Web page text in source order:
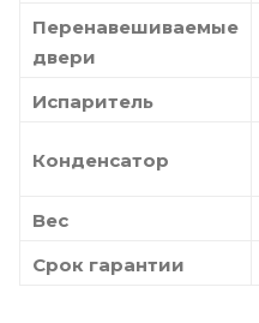
Перенавешиваемые
двери
Испаритель
Конденсатор
Вес
Срок гарантии